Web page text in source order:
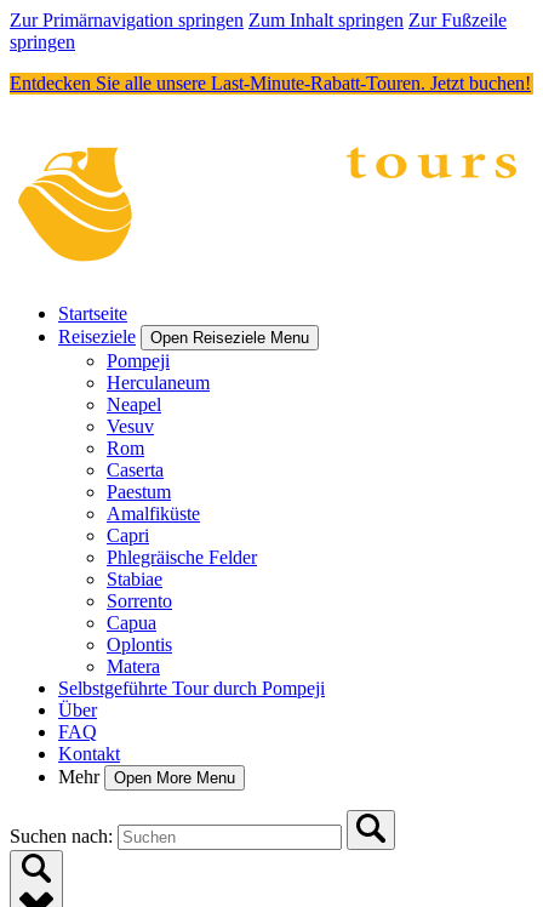
Zur Primärnavigation springen Zum Inhalt springen Zur Fußzeile
springen
Entdecken Sie alle unsere Last-Minute-Rabatt-Touren. Jetzt buchen!
Startseite
Reiseziele
Open Reiseziele Menu
Pompeji
Herculaneum
Neapel
Vesuv
Rom
Caserta
Paestum
Amalfiküste
Capri
Phlegräische Felder
Stabiae
Sorrento
Capua
Oplontis
Matera
Selbstgeführte Tour durch Pompeji
Über
FAQ
Kontakt
Mehr
Open More Menu
Suchen nach: